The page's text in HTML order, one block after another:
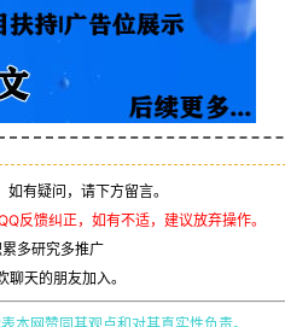
有疑问，请下方留言。
反馈纠正，如有不适，建议放弃操作。
多研究多推广
天的朋友加入。